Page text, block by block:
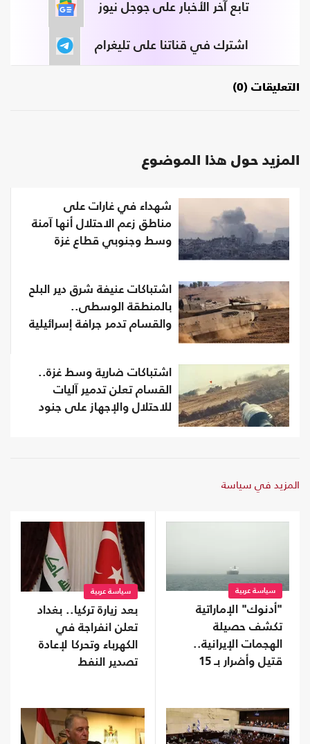
تابع آخر الأخبار على جوجل نيوز
اشترك في قناتنا على تليغرام
التعليقات (0)
المزيد حول هذا الموضوع
شهداء في غارات على
مناطق زعم الاحتلال أنها آمنة
وسط وجنوبي قطاع غزة
اشتباكات عنيفة شرق دير البلح
بالمنطقة الوسطى..
والقسام تدمر جرافة إسرائيلية
اشتباكات ضارية وسط غزة..
القسام تعلن تدمير آليات
للاحتلال والإجهاز على جنود
المزيد في سياسة
سياسة عربية
"أدنوك" الإماراتية
تكشف حصيلة
الهجمات الإيرانية..
قتيل وأضرار بـ 15
سياسة عربية
بعد زيارة تركيا.. بغداد
تعلن انفراجة في
الكهرباء وتحركا لإعادة
تصدير النفط